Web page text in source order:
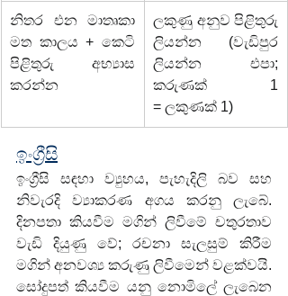
නිතර එන මාතෘකා
මත කාලය + කෙටි
පිළිතුරු අභ්‍යාස
කරන්න
ලකුණු අනුව පිළිතුරු
ලියන්න (වැඩිපුර
ලියන්න එපා;
කරුණක් 1
= ලකුණක් 1)
ඉංග්‍රීසි
ඉංග්‍රීසි සඳහා ව්‍යුහය, පැහැදිලි බව සහ
නිවැරදි ව්‍යාකරණ අගය කරනු ලැබේ.
දිනපතා කියවීම මගින් ලිවීමේ චතුරතාව
වැඩි දියුණු වේ; රචනා සැලසුම් කිරීම
මගින් අනවශ්‍ය කරුණු ලිවීමෙන් වළක්වයි.
සෝදුපත් කියවීම යනු නොමිලේ ලැබෙන